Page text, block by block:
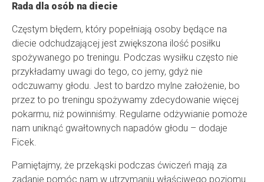
Rada dla osób na diecie
Częstym błędem, który popełniają osoby będące na
diecie odchudzającej jest zwiększona ilość posiłku
spożywanego po treningu. Podczas wysiłku często nie
przykładamy uwagi do tego, co jemy, gdyż nie
odczuwamy głodu. Jest to bardzo mylne założenie, bo
przez to po treningu spożywamy zdecydowanie więcej
pokarmu, niż powinniśmy. Regularne odżywianie pomoże
nam uniknąć gwałtownych napadów głodu – dodaje
Ficek.
Pamiętajmy, że przekąski podczas ćwiczeń mają za
zadanie pomóc nam w utrzymaniu właściwego poziomu